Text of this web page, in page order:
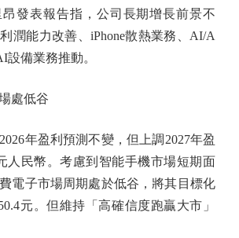
發表報告指，公司長期增長前景不
潤能力改善、iPhone散熱業務、AI/A
備業務推動。
處低谷
年盈利預測不變，但上調2027年盈
人民幣。考慮到智能手機市場短期面
電子市場周期處於低谷，將其目標化
元。但維持「高確信度跑贏大市」